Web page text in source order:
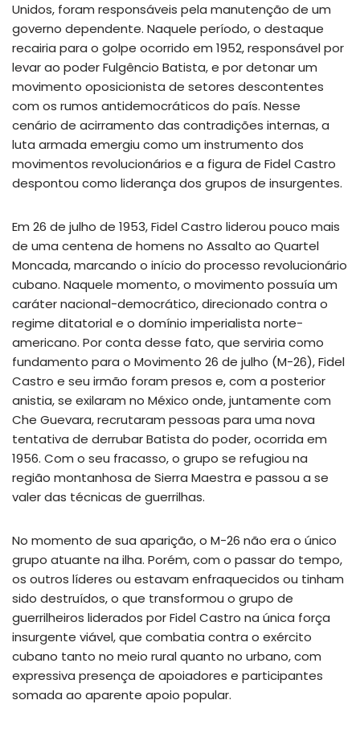
Unidos, foram responsáveis pela manutenção de um
governo dependente. Naquele período, o destaque
recairia para o golpe ocorrido em 1952, responsável por
levar ao poder Fulgêncio Batista, e por detonar um
movimento oposicionista de setores descontentes
com os rumos antidemocráticos do país. Nesse
cenário de acirramento das contradições internas, a
luta armada emergiu como um instrumento dos
movimentos revolucionários e a figura de Fidel Castro
despontou como liderança dos grupos de insurgentes.
Em 26 de julho de 1953, Fidel Castro liderou pouco mais
de uma centena de homens no Assalto ao Quartel
Moncada, marcando o início do processo revolucionário
cubano. Naquele momento, o movimento possuía um
caráter nacional-democrático, direcionado contra o
regime ditatorial e o domínio imperialista norte-
americano. Por conta desse fato, que serviria como
fundamento para o Movimento 26 de julho (M-26), Fidel
Castro e seu irmão foram presos e, com a posterior
anistia, se exilaram no México onde, juntamente com
Che Guevara, recrutaram pessoas para uma nova
tentativa de derrubar Batista do poder, ocorrida em
1956. Com o seu fracasso, o grupo se refugiou na
região montanhosa de Sierra Maestra e passou a se
valer das técnicas de guerrilhas.
No momento de sua aparição, o M-26 não era o único
grupo atuante na ilha. Porém, com o passar do tempo,
os outros líderes ou estavam enfraquecidos ou tinham
sido destruídos, o que transformou o grupo de
guerrilheiros liderados por Fidel Castro na única força
insurgente viável, que combatia contra o exército
cubano tanto no meio rural quanto no urbano, com
expressiva presença de apoiadores e participantes
somada ao aparente apoio popular.